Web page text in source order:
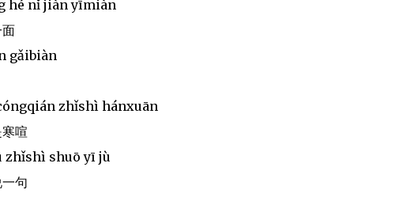
hé nǐ jiàn yīmiàn
gǎibiàn
zhǐshì hánxuān
喧
zhǐshì shuō yī jù
句